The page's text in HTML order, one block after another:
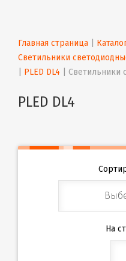
Главная страница
Светильники
PLED DL4 Светильники
PLED DL4
На